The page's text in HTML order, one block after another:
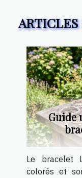
Guide
Le bracelet
colorés et